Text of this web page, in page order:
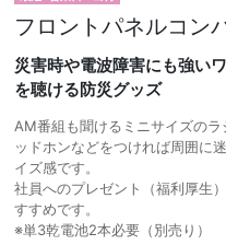
フロントパネルコン
災害時や電波障害にも強い
を聴ける防災グッズ
AM番組も聞けるミニサイズの
ッドホンなどをつければ周囲に
イズ感です。
社員へのプレゼント（福利厚生
すすめです。
※単3乾電池2本必要（別売り）